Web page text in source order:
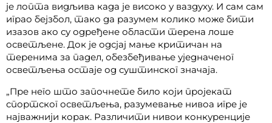
је лопта видљива када је високо у ваздуху. И сам сам
играо бејзбол, тако да разумем колико може бити
изазов ако су одређене области терена лоше
осветљене. Док је одсјај мање критичан на
теренима за падел, обезбеђивање уједначеног
осветљења остаје од суштинског значаја.
„Пре него што започнете било који пројекат
спортског осветљења, разумевање нивоа игре је
најважнији корак. Различити нивои конкуренције